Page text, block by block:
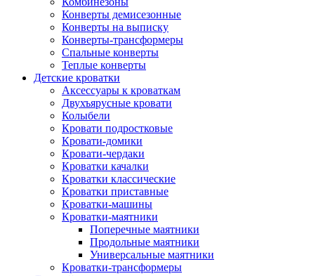
Конверты демисезонные
Конверты на выписку
Конверты-трансформеры
Спальные конверты
Теплые конверты
Детские кроватки
Аксессуары к кроваткам
Двухъярусные кровати
Колыбели
Кровати подростковые
Кровати-домики
Кровати-чердаки
Кроватки качалки
Кроватки классические
Кроватки приставные
Кроватки-машины
Кроватки-маятники
Поперечные маятники
Продольные маятники
Универсальные маятники
Кроватки-трансформеры